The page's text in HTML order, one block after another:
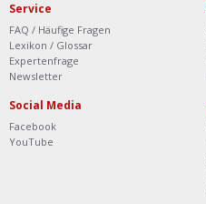
Service
FAQ / Häufige Fragen
Lexikon / Glossar
Expertenfrage
Newsletter
Social Media
Facebook
YouTube